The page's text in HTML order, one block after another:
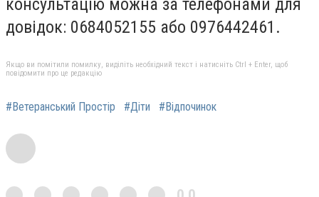
довідок: 0684052155 або 0976442461.
Якщо ви помітили помилку, виділіть необхідний текст і натисніть Ctrl + Enter, щоб
повідомити про це редакцію
#Ветеранський Простір #Діти #Відпочинок